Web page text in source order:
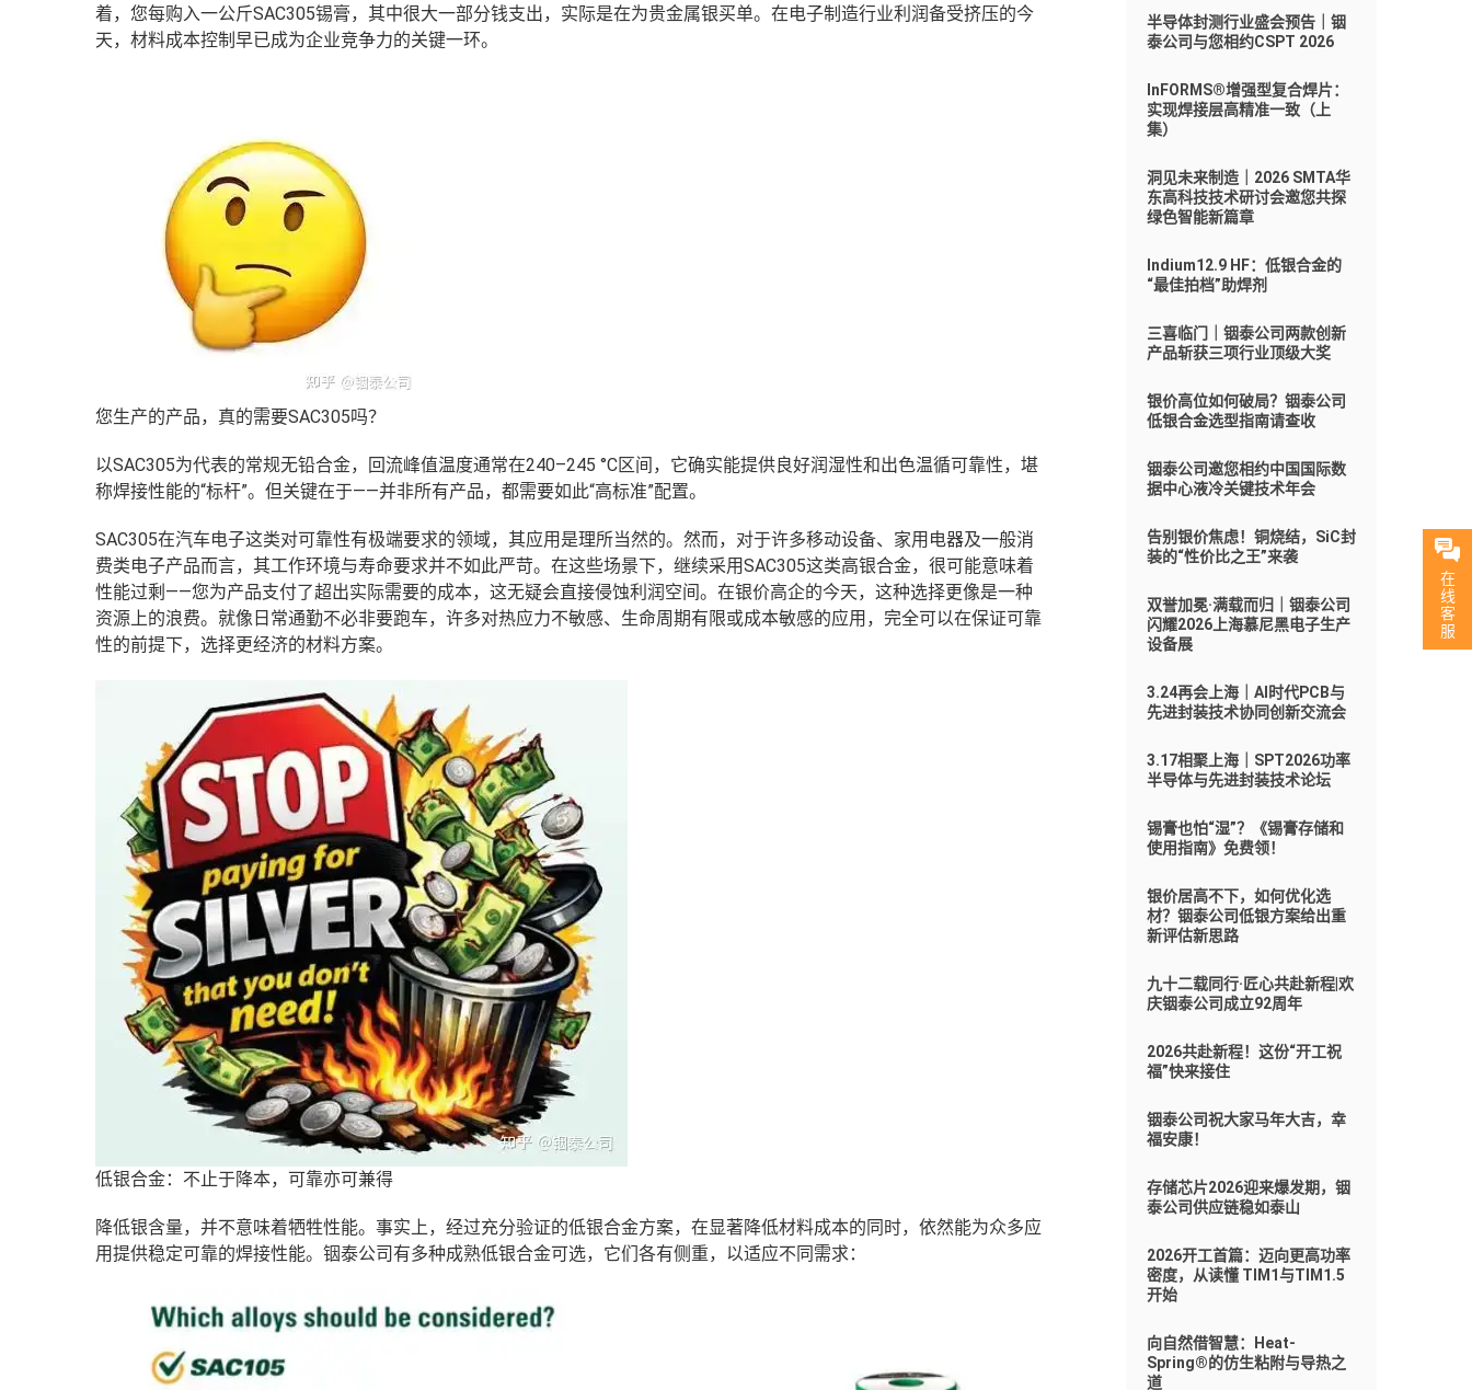
在
线
客
服
着， 您每购入一公斤SAC305锡膏，其中很大一部分钱支出，实际是在为贵金属银买单。 在电子制造行业利润备受挤压的今
天，材料成本控制早已成为企业竞争力的关键一环。
您生产的产品，真的需要SAC305吗？
以SAC305为代表的常规无铅合金，回流峰值温度通常在240–245 °C区间，它确实能提供良好润湿性和出色温循可靠性，堪
称焊接性能的“标杆”。 但关键在于——并非所有产品，都需要如此“高标准”配置。
SAC305在汽车电子这类对可靠性有极端要求的领域，其应用是理所当然的。然而，对于许多移动设备、家用电器及一般消
费类电子产品而言，其工作环境与寿命要求并不如此严苛。在这些场景下，继续采用SAC305这类高银合金，很可能意味着
性能过剩——您为产品支付了超出实际需要的成本，这无疑会直接侵蚀利润空间。在银价高企的今天，这种选择更像是一种
资源上的浪费。 就像日常通勤不必非要跑车，许多对热应力不敏感、生命周期有限或成本敏感的应用，完全可以在保证可靠
性的前提下，选择更经济的材料方案。
低银合金：不止于降本，可靠亦可兼得
降低银含量，并不意味着牺牲性能。事实上，经过充分验证的低银合金方案，在显著降低材料成本的同时，依然能为众多应
用提供稳定可靠的焊接性能。铟泰公司有多种成熟低银合金可选，它们各有侧重，以适应不同需求：
半导体封测行业盛会预告｜铟
泰公司与您相约CSPT 2026
InFORMS®增强型复合焊片：
实现焊接层高精准一致（上
集）
洞见未来制造｜2026 SMTA华
东高科技技术研讨会邀您共探
绿色智能新篇章
Indium12.9 HF：低银合金的
“最佳拍档”助焊剂
三喜临门｜铟泰公司两款创新
产品斩获三项行业顶级大奖
银价高位如何破局？铟泰公司
低银合金选型指南请查收
铟泰公司邀您相约中国国际数
据中心液冷关键技术年会
告别银价焦虑！铜烧结，SiC封
装的“性价比之王”来袭
双誉加冕·满载而归｜铟泰公司
闪耀2026上海慕尼黑电子生产
设备展
3.24再会上海｜AI时代PCB与
先进封装技术协同创新交流会
3.17相聚上海｜SPT2026功率
半导体与先进封装技术论坛
锡膏也怕“湿”？《锡膏存储和
使用指南》免费领！
银价居高不下，如何优化选
材？铟泰公司低银方案给出重
新评估新思路
九十二载同行·匠心共赴新程|欢
庆铟泰公司成立92周年
2026共赴新程！这份“开工祝
福”快来接住
铟泰公司祝大家马年大吉，幸
福安康！
存储芯片2026迎来爆发期，铟
泰公司供应链稳如泰山
2026开工首篇：迈向更高功率
密度，从读懂 TIM1与TIM1.5
开始
向自然借智慧：Heat-
Spring®的仿生粘附与导热之
道